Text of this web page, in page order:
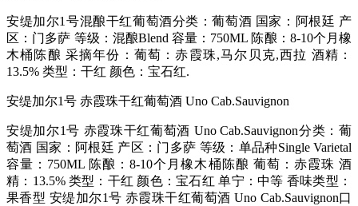
安缇加尔1号混酿干红葡萄酒分类：葡萄酒 国家：阿根廷 产
区：门多萨 等级：混酿Blend 容量：750ML 陈酿：8-10个月橡
木桶陈酿 采摘年份：葡萄：赤霞珠,马尔贝克,西拉 酒精：
13.5% 类型：干红 颜色：宝石红.
安缇加尔1号 赤霞珠干红葡萄酒 Uno Cab.Sauvignon
安缇加尔1号 赤霞珠干红葡萄酒 Uno Cab.Sauvignon分类：葡
萄酒 国家：阿根廷 产区：门多萨 等级：单品种Single Varietal
容量：750ML 陈酿：8-10个月橡木桶陈酿 葡萄：赤霞珠 酒
精：13.5% 类型：干红 颜色：宝石红 单宁：中等 香味类型：
果香型 安缇加尔1号 赤霞珠干红葡萄酒 Uno Cab.Sauvignon口